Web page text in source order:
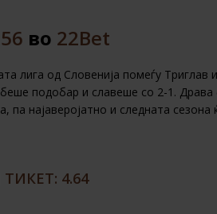
во 22Bet
лига од Словенија помеѓу Триглав
подобар и славеше со 2-1.
најаверојатно и следната сезона
4.64